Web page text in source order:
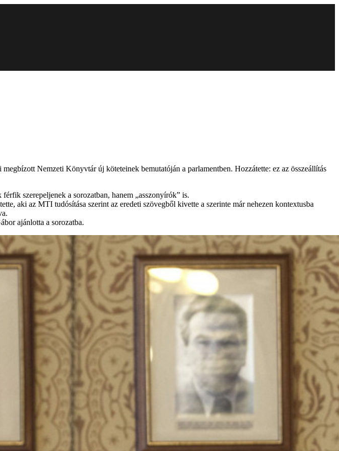
Nemzeti Könyvtár új köteteinek bemutatóján a parlamentben. Hozzátette: ez az összeállítás
szerepeljenek a sorozatban, hanem „asszonyírók” is.
aki az MTI tudósítása szerint az eredeti szövegből kivette a szerinte már nehezen kontextusba
ajánlotta a sorozatba.